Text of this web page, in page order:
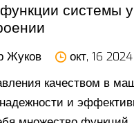
системы
Жуков
окт, 16 2024
качеством в
и